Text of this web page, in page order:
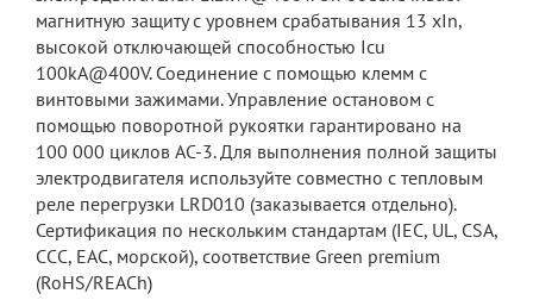
магнитную защиту с уровнем срабатывания 13 xIn,
высокой отключающей способностью Icu
100kA@400V. Соединение с помощью клемм с
винтовыми зажимами. Управление остановом с
помощью поворотной рукоятки гарантировано на
100 000 циклов AC-3. Для выполнения полной защиты
электродвигателя используйте совместно с тепловым
реле перегрузки LRD010 (заказывается отдельно).
Сертификация по нескольким стандартам (IEC, UL, CSA,
CCC, EAC, морской), соответствие Green premium
(RoHS/REACh)